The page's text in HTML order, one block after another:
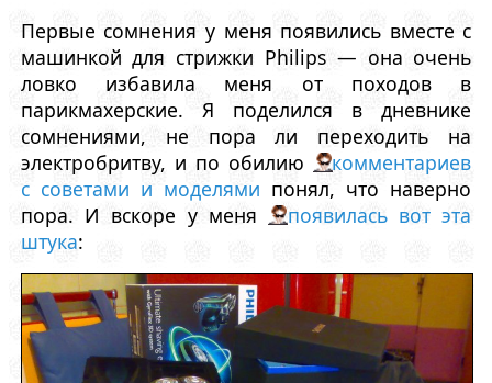
Первые сомнения у меня появились вместе с
машинкой для стрижки Philips — она очень
ловко избавила меня от походов в
парикмахерские. Я поделился в дневнике
сомнениями, не пора ли переходить на
электробритву, и по обилию
комментариев
с советами и моделями понял, что наверно
пора. И вскоре у меня
появилась вот эта
штука: